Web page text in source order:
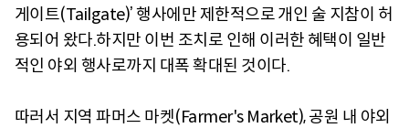
게이트(Tailgate)’ 행사에만 제한적으로 개인 술 지참이 허
용되어 왔다.하지만 이번 조치로 인해 이러한 혜택이 일반
적인 야외 행사로까지 대폭 확대된 것이다.
따러서 지역 파머스 마켓(Farmer's Market), 공원 내 야외